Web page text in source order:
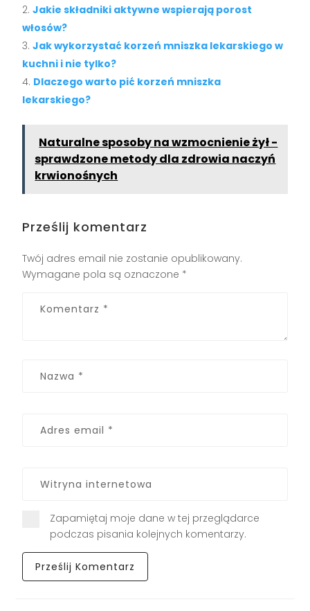
Jakie składniki aktywne wspierają porost
włosów?
Jak wykorzystać korzeń mniszka lekarskiego w
kuchni i nie tylko?
Dlaczego warto pić korzeń mniszka
lekarskiego?
Naturalne sposoby na wzmocnienie żył -
sprawdzone metody dla zdrowia naczyń
krwionośnych
Prześlij komentarz
Twój adres email nie zostanie opublikowany.
Wymagane pola są oznaczone *
Zapamiętaj moje dane w tej przeglądarce
podczas pisania kolejnych komentarzy.